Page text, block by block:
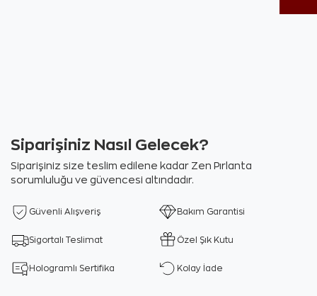
Siparişiniz Nasıl Gelecek?
Siparişiniz size teslim edilene kadar Zen Pırlanta
sorumluluğu ve güvencesi altındadır.
Güvenli Alışveriş Bakım Garantisi
Sigortalı Teslimat Özel Şık Kutu
Hologramlı Sertifika Kolay İade